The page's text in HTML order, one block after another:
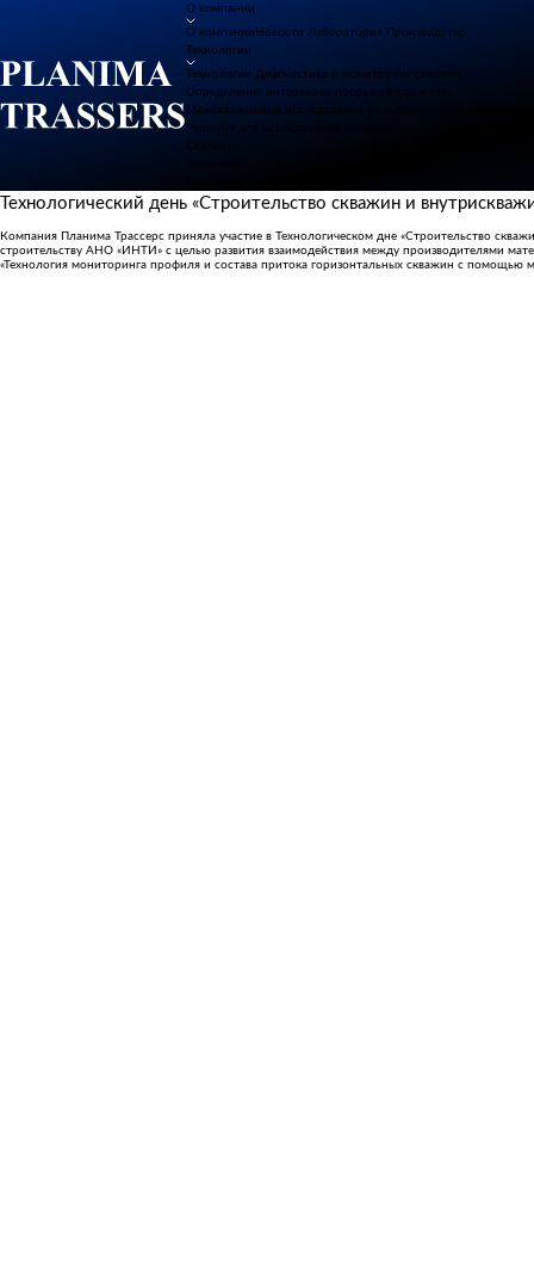
О компании
О компании Новости Лаборатория Производство
Технологии
Технологии Диагностика и мониторинг скважин
Определение интервалов прорыва воды и газа
Межскважинные исследования фильтрационных потоков
Решения для исследования скважин
Статьи
Технологический день «Строительство скважин и
Компания Планима Трассерс приняла участие в Технологическом дне «Строительство
строительству АНО «ИНТИ» с целью развития взаимодействия между производителями
«Технология мониторинга профиля и состава притока горизонтальных скважин с